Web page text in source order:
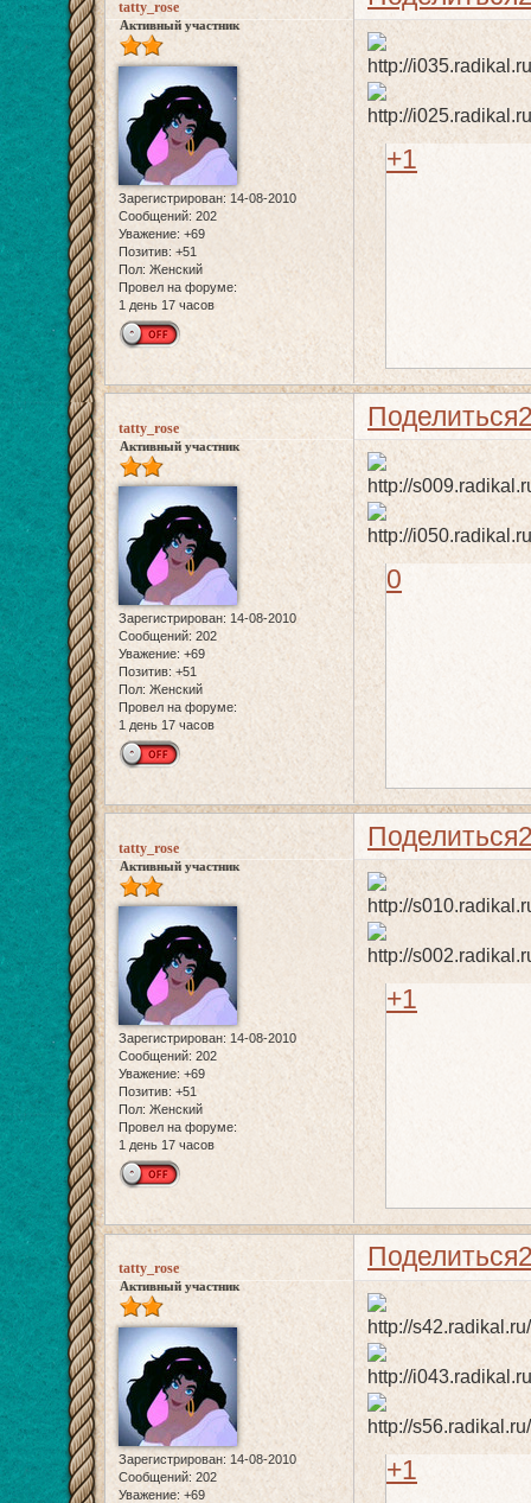
tatty_rose
Активный участник
Зарегистрирован: 14-08-2010
Сообщений: 202
Уважение: +69
Позитив: +51
Пол: Женский
Провел на форуме:
1 день 17 часов
+1
Поделиться
tatty_rose
Активный участник
Зарегистрирован: 14-08-2010
Сообщений: 202
Уважение: +69
Позитив: +51
Пол: Женский
Провел на форуме:
1 день 17 часов
0
Поделиться
tatty_rose
Активный участник
Зарегистрирован: 14-08-2010
Сообщений: 202
Уважение: +69
Позитив: +51
Пол: Женский
Провел на форуме:
1 день 17 часов
+1
Поделиться
tatty_rose
Активный участник
Зарегистрирован: 14-08-2010
Сообщений: 202
Уважение: +69
+1